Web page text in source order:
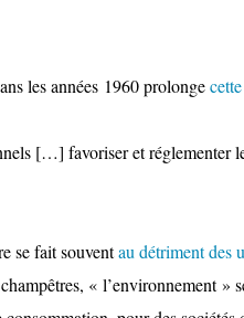
les années 1960 prolonge
[…] favoriser et réglementer
se fait souventau détriment des
« l’environnement »